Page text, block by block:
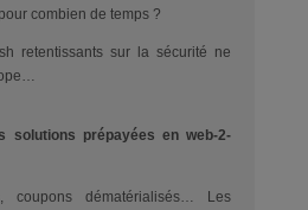
combien de temps ?
retentissants sur la sécurité ne
solutions prépayées en web-2-
coupons dématérialisés… Les